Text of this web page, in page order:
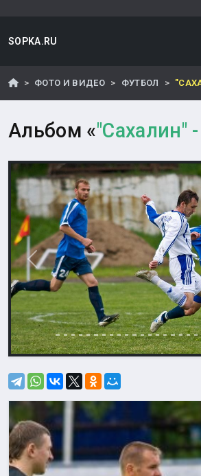
SOPKA.RU
ФОТО И ВИДЕО ФУТБОЛ
Альбом «"Сахалин"
Назад